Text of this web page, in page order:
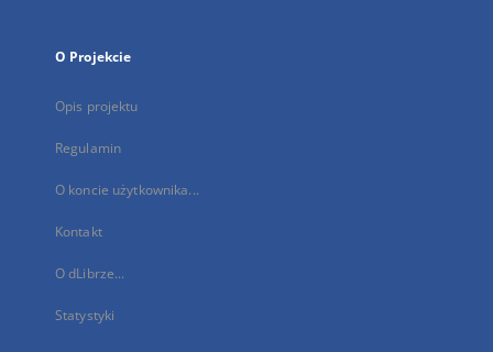
O Projekcie
Opis projektu
Regulamin
O koncie użytkownika...
Kontakt
O dLibrze...
Statystyki